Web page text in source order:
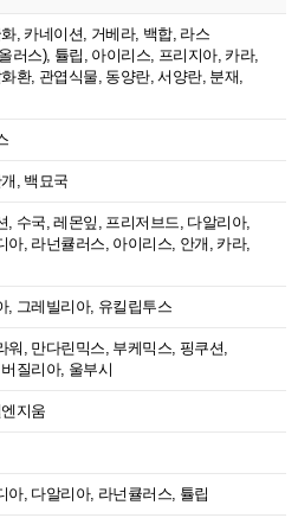
, 카네이션, 거베라, 백합, 라스
러스), 튤립, 아이리스, 프리지아, 카라,
환, 관엽식물, 동양란, 서양란, 분재,
, 백묘국
, 수국, 레몬잎, 프리저브드, 다알리아,
아, 라넌큘러스, 아이리스, 안개, 카라,
, 그레빌리아, 유킬립투스
워, 만다린믹스, 부케믹스, 핑쿠션,
질리아, 울부시
지움
아, 다알리아, 라넌큘러스, 튤립